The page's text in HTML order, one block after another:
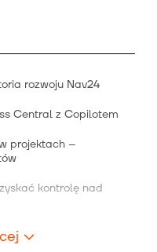
rozwoju Nav24
Central z Copilotem
projektach –
kontrolę nad